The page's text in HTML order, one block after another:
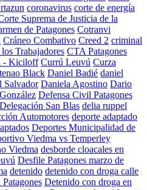
coronavirus corte de energía
Suprema de Justicia de la
de Patagones Cotranvi
Cráneo Combativo Creed 2 criminal
Trabajadores CTA Patagones
- Kiciloff Currú Leuvú Curza
Black Daniel Badié daniel
Salvador Daniela Agostino Dario
Defensa Civil Patagones
Delegación San Blas delia ruppel
Automotores deporte adaptado
Deportes Municipalidad de
Viedma vs Temperley
Viedma desborde cloacales en
Desfile Patagones marzo de
detenido detenido con droga calle
Detenido con droga en